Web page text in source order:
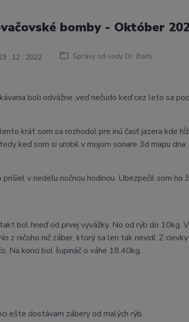
12 2022 Správy od vody Dr. Baits
bomby - Október
boli odvážne ,veď nečudo keď cez leto sa
krát som sa rozhodol pre inú časť jazera kde
keď som si urobil v mojom sonare 3d mapu dna.
prišiel v nedeľu nočnou hodinou. Ubezpečil som
bol hneď od prvej vyvážky. No od rýb do 10kg.
z ničoho nič záber, ktorý sa len tak nevidí. Z
Na konci bol šupináč o váhe 18.40kg.
ešte dostávam zábery od malých rýb.